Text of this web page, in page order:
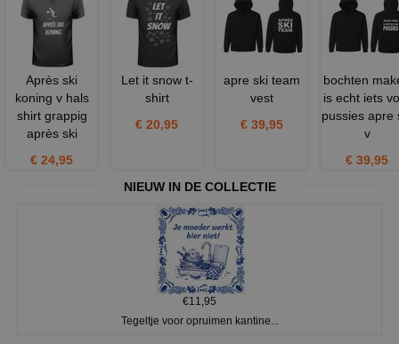
Après ski
koning v hals
shirt grappig
après ski
€ 24,95
Let it snow t-
shirt
€ 20,95
apre ski team
vest
€ 39,95
bochten
is echt iets
pussies apre
v
€ 39,95
NIEUW IN DE COLLECTIE
€11,95
Tegeltje voor opruimen kantine...